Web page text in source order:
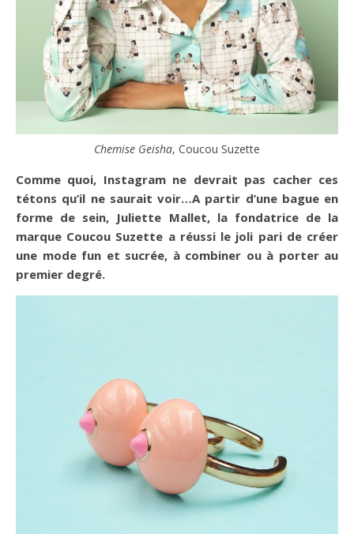
Chemise Geisha, Coucou Suzette
Comme quoi, Instagram ne devrait pas cacher ces
tétons qu’il ne saurait voir…A partir d’une bague en
forme de sein, Juliette Mallet, la fondatrice de la
marque Coucou Suzette a réussi le joli pari de créer
une mode fun et sucrée, à combiner ou à porter au
premier degré.